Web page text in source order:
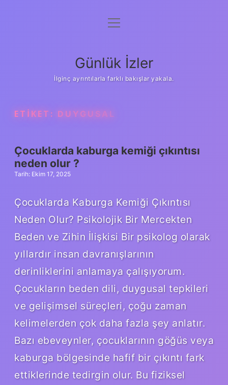
Anasayfa
Yasal Uyarı
menüyü
Günlük İzler
İlginç ayrıntılarla farklı bakışlar yakala.
ETIKET: DUYGUSAL
Çocuklarda kaburga kemiği çıkıntısı
neden olur ?
Tarih: Ekim 17, 2025
Çocuklarda Kaburga Kemiği Çıkıntısı
Neden Olur? Psikolojik Bir Mercekten
Beden ve Zihin İlişkisi Bir psikolog olarak
yıllardır insan davranışlarının
derinliklerini anlamaya çalışıyorum.
Çocukların beden dili, duygusal tepkileri
ve gelişimsel süreçleri, çoğu zaman
kelimelerden çok daha fazla şey anlatır.
Bazı ebeveynler, çocuklarının göğüs veya
kaburga bölgesinde hafif bir çıkıntı fark
ettiklerinde tedirgin olur. Bu fiziksel